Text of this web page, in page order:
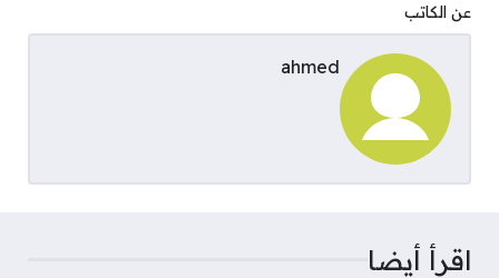
عن الكاتب
ahmed
اقرأ أيضا